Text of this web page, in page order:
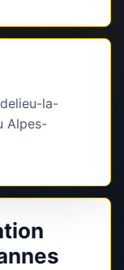
la-
Alpes-